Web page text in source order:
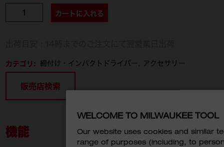
カートに入れる
カテゴリ: 締付け・インパクトドライバー アクセサリー
販売店検索
機能
WELCOME TO MILWAUKEE TOOL
Our website uses cookies and similar
range of purposes (including, to